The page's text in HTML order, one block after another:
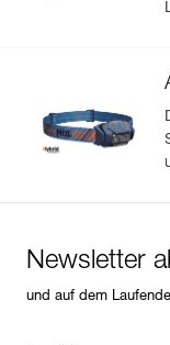
Newsletter
und auf dem